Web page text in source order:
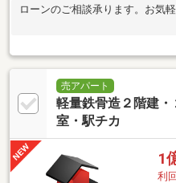
ローンのご相談承ります。お気
売アパート
軽量鉄骨造２階建
室・駅チカ
1
利